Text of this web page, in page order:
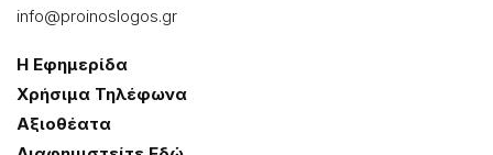
info@proinoslogos.gr
Η Εφημερίδα
Χρήσɩμα Τηλέφωνα
Αξɩοθέατα